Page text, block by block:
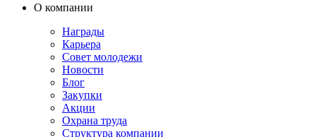
О компании
Награды
Карьера
Совет молодежи
Новости
Блог
Закупки
Акции
Охрана труда
Структура компании